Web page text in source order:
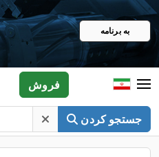
به برنامه
جستجو کردن
فروش